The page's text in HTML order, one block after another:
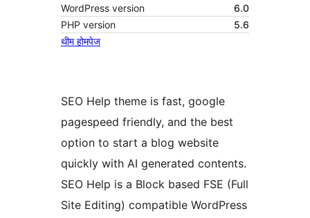
WordPress version
6.0
PHP version
5.6
थीम होमपेज
SEO Help theme is fast, google
pagespeed friendly, and the best
option to start a blog website
quickly with AI generated contents.
SEO Help is a Block based FSE (Full
Site Editing) compatible WordPress